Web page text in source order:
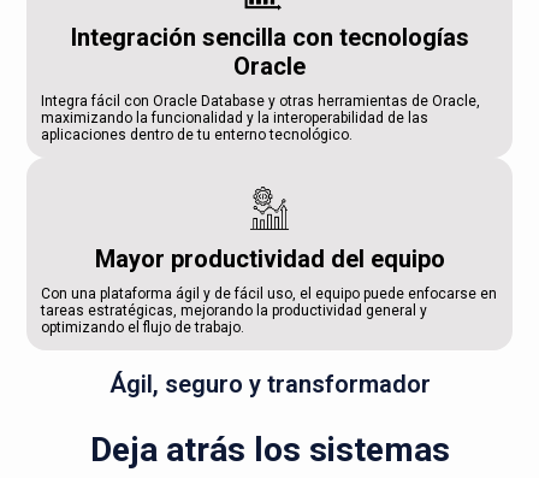
Integración sencilla con tecnologías
Oracle
Integra fácil con Oracle Database y otras herramientas de Oracle,
maximizando la funcionalidad y la interoperabilidad de las
aplicaciones dentro de tu enterno tecnológico.
Mayor productividad del equipo
Con una plataforma ágil y de fácil uso, el equipo puede enfocarse en
tareas estratégicas, mejorando la productividad general y
optimizando el flujo de trabajo.
Ágil, seguro y transformador
Deja atrás los sistemas